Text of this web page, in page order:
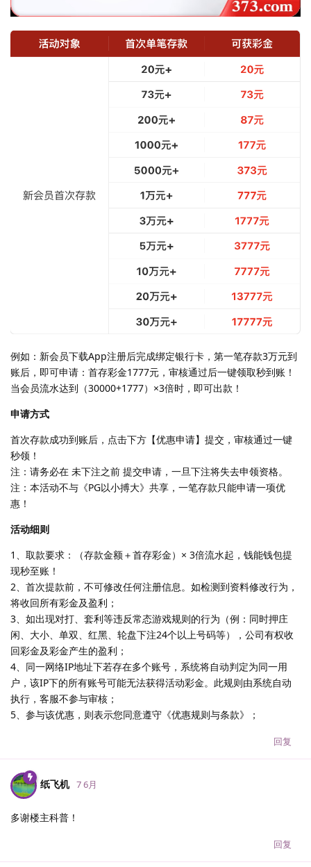
例如：新会员下载App注册后完成绑定银行卡，第一笔存款3万元到
账后，即可申请：首存彩金1777元，审核通过后一键领取秒到账！
当会员流水达到（30000+1777）×3倍时，即可出款！
申请方式
首次存款成功到账后，点击下方【优惠申请】提交，审核通过一键
秒领！
注：请务必在 未下注之前 提交申请，一旦下注将失去申领资格。
注：本活动不与《PG以小搏大》共享，一笔存款只能申请一项优
惠！
活动细则
1、取款要求：（存款金额＋首存彩金）× 3倍流水起，钱能钱包提
现秒至账！
2、首次提款前，不可修改任何注册信息。如检测到资料修改行为，
将收回所有彩金及盈利；
3、如出现对打、套利等违反常态游戏规则的行为（例：同时押庄
闲、大小、单双、红黑、轮盘下注24个以上号码等），公司有权收
回彩金及彩金产生的盈利；
4、同一网络IP地址下若存在多个账号，系统将自动判定为同一用
户，该IP下的所有账号可能无法获得活动彩金。此规则由系统自动
执行，客服不参与审核；
5、参与该优惠，则表示您同意遵守《优惠规则与条款》；
回复
纸飞机 7 6月
多谢楼主科普！
回复